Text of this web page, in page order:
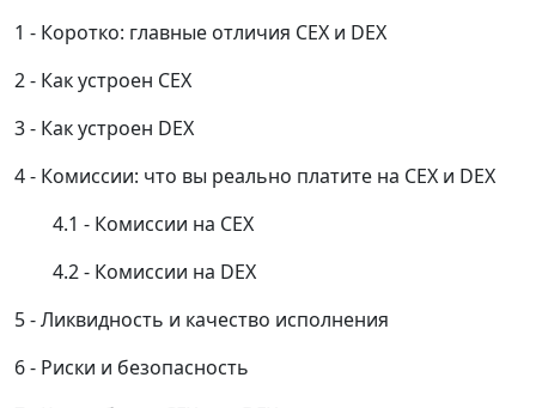
Коротко: главные отличия CEX и DEX
Как устроен CEX
Как устроен DEX
Комиссии: что вы реально платите на CEX и DEX
Комиссии на CEX
Комиссии на DEX
Ликвидность и качество исполнения
Риски и безопасность